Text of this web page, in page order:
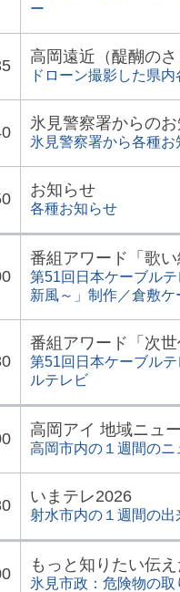
ー
高岡遠近（醍醐のさ
ドローン撮影した県
氷見警察署からの
氷見警察署から各種
お知らせ
各種お知らせ
番組アワード「歌
第51回日本ケーブル
新風～」制作／倉敷
番組アワード「次世
第51回日本ケーブル
ルテレビ
高岡アイ 地域ニュ
高岡市内の１週間の
いまテレ2026
射水市内の１週間の
もっと知りたい伝
氷見市政：危険物の取